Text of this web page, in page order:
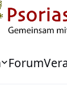
Forum